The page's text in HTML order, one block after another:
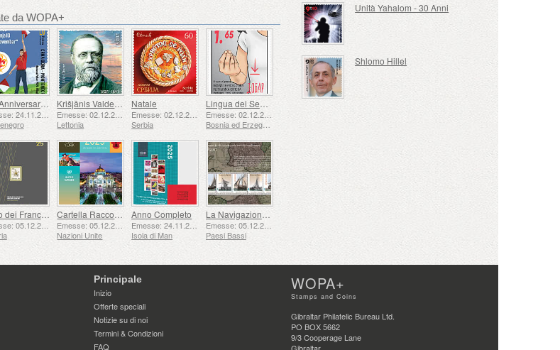
da WOPA+
50° Anniversario della Fondazione del 24 Novembre Bar Scout
Emesse: 24.11.2025
Krišjānis Valdemārs
Lettonia
Natale
Serbia
Lingua dei Segni - Buona
Emesse: 02.12.2025
Bosnia ed Erzegovina - Repubblica di Srpska
Libro dei Francobolli
Emesse: 05.12.2025
Cartella Raccolta Annuale (New York)
Emesse: 05.12.2025
Nazioni Unite
Anno Completo
Emesse: 24.11.2025
Isola di Man
La Navigazione nel XVII e XVIII Secolo – La Navigazione della Torba
Emesse: 05.12.2025
Paesi Bassi
Unità Yahalom - 30 Anni
Shlomo Hillel
Principale
Inizio
Offerte speciali
Notizie su di noi
Termini & Condizioni
FAQ
WOPA+
Stamps and Coins
Gibraltar Philatelic Bureau Ltd.
PO BOX 5662
9/3 Cooperage Lane